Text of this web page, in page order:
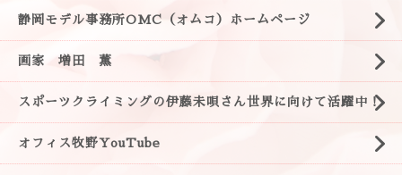
静岡モデル事務所OMC（オムコ）ホームページ
画家 増田 薫
スポーツクライミングの伊藤未唄さん世界に向けて活躍中！
オフィス牧野YouTube